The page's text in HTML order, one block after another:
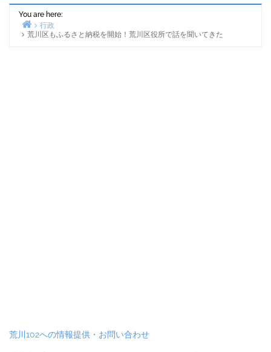
You are here:
Home
行政
荒川区もふるさと納税を開始！荒川区役所で話を聞いてきた
荒川102への情報提供・お問い合わせ